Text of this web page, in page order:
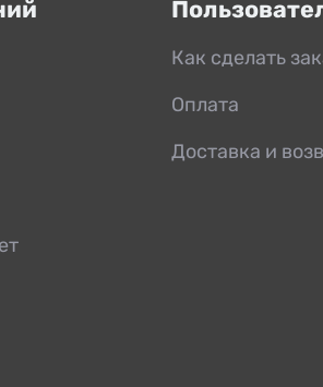
Как сделать
Оплата
Доставка и